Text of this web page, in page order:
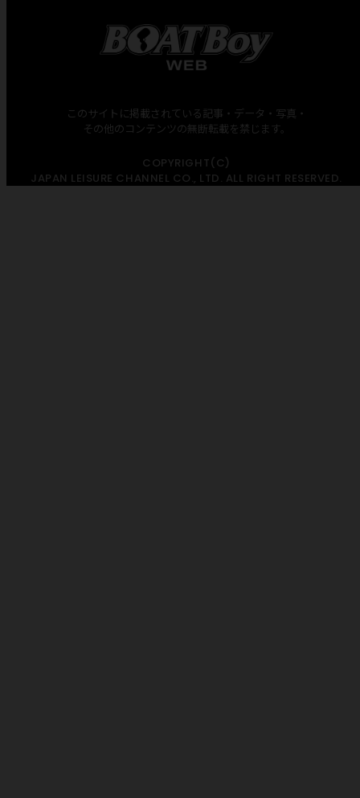
このサイトに掲載されている記事・データ・写真・
その他のコンテンツの無断転載を禁じます。
COPYRIGHT(C)
JAPAN LEISURE CHANNEL CO., LTD. ALL RIGHT RESERVED.